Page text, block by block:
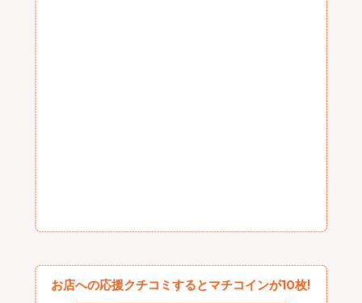
お店への応援クチコミするとマチコインが10枚!